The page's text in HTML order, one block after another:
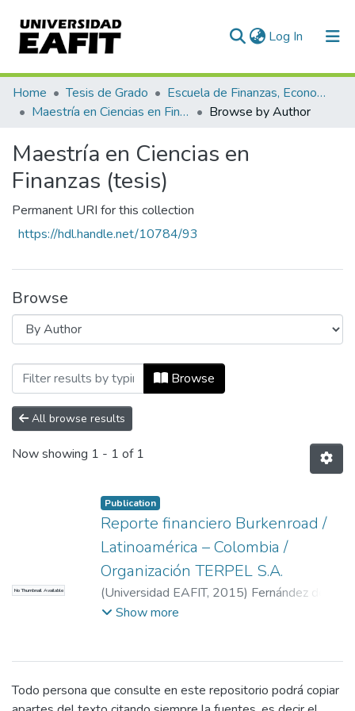
Log In (current)
Communities & Collections
All of DSpace
Home Tesis de Grado
Escuela de Finanzas, Economía y Gobierno
Maestría en Ciencias en Finanzas (tesis)
Browse by Author
Maestría en Ciencias en
Finanzas (tesis)
Permanent URI for this collection
https://hdl.handle.net/10784/93
Browse
Browsing Maestría en Ciencias en
Browse
All browse results
Now showing 1 - 1 of 1
No Thumbnail Available
Publication
Reporte financiero Burkenroad /
Latinoamérica – Colombia /
Organización TERPEL S.A.
(Universidad EAFIT, 2015) Fernández de
Castro Zúñiga, Sergio
Show more
Todo persona que consulte en este repositorio podrá copiar